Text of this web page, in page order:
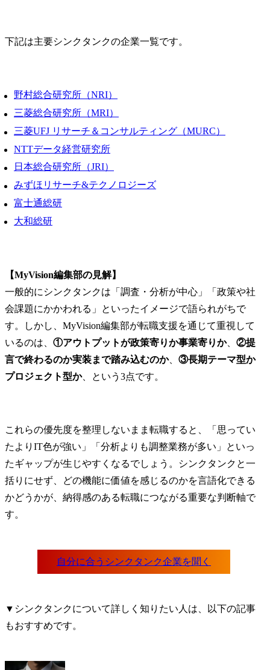
下記は主要シンクタンクの企業一覧です。
野村総合研究所（NRI）
三菱総合研究所（MRI）
三菱UFJ リサーチ＆コンサルティング（MURC）
NTTデータ経営研究所
日本総合研究所（JRI）
みずほリサーチ&テクノロジーズ
富士通総研
大和総研
【MyVision編集部の見解】
一般的にシンクタンクは「調査・分析が中心」「政策や社
会課題にかかわれる」といったイメージで語られがちで
す。しかし、MyVision編集部が転職支援を通じて重視して
いるのは、 ①アウトプットが政策寄りか事業寄りか、 ②提
言で終わるのか実装まで踏み込むのか、 ③長期テーマ型か
プロジェクト型か、という3点です。
これらの優先度を整理しないまま転職すると、「思ってい
たよりIT色が強い」「分析よりも調整業務が多い」といっ
たギャップが生じやすくなるでしょう。シンクタンクと一
括りにせず、どの機能に価値を感じるのかを言語化できる
かどうかが、納得感のある転職につながる重要な判断軸で
す。
▼シンクタンクについて詳しく知りたい人は、以下の記事
もおすすめです。